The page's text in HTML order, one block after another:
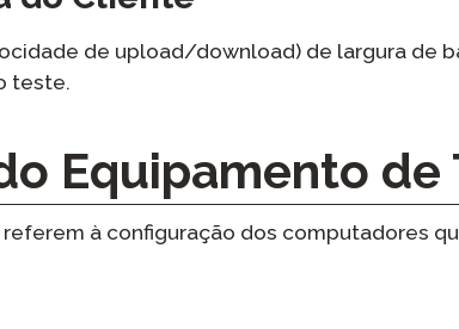
de upload/download) de largura de
teste.
Equipamento de
à configuração dos computadores